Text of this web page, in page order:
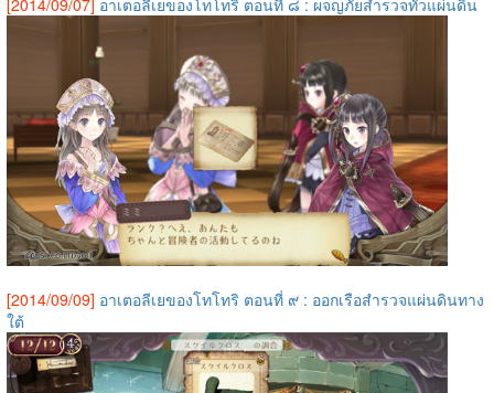
[2014/09/09] อาเตอลีเยของโทโทริ ตอนที่ ๙ : ออกเรือสำรวจแผ่นดินทาง
ใต้